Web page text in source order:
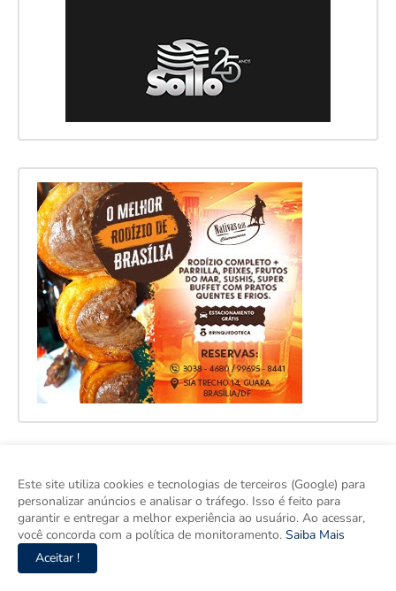
Este site utiliza cookies e tecnologias de terceiros (Google) para
personalizar anúncios e analisar o tráfego. Isso é feito para
garantir e entregar a melhor experiência ao usuário. Ao acessar,
você concorda com a política de monitoramento. Saiba Mais
Aceitar !